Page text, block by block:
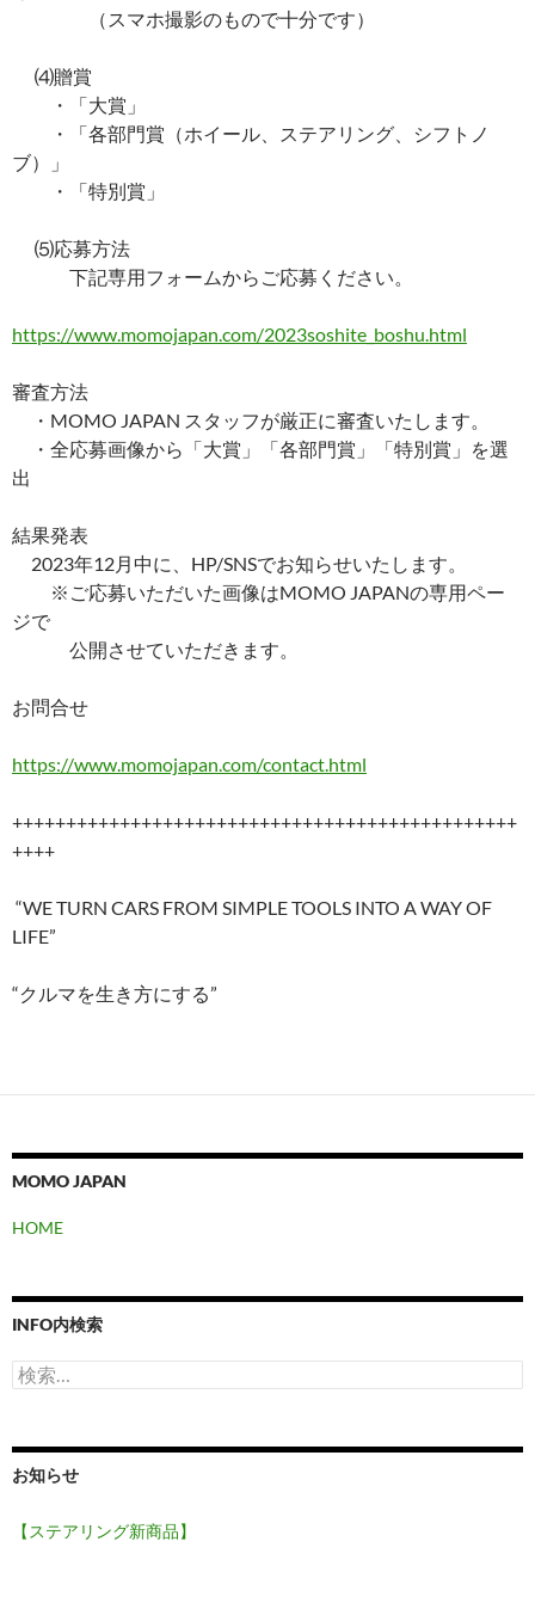
（スマホ撮影のもので十分です）
⑷贈賞
・「大賞」
・「各部門賞（ホイール、ステアリング、シフトノ
ブ）」
・「特別賞」
⑸応募方法
下記専用フォームからご応募ください。
https://www.momojapan.com/2023soshite_boshu.html
審査方法
・MOMO JAPAN スタッフが厳正に審査いたします。
・全応募画像から「大賞」「各部門賞」「特別賞」を選
出
結果発表
2023年12月中に、HP/SNSでお知らせいたします。
※ご応募いただいた画像はMOMO JAPANの専用ペー
ジで
公開させていただきます。
お問合せ
https://www.momojapan.com/contact.html
+++++++++++++++++++++++++++++++++++++++++++++++
++++
“WE TURN CARS FROM SIMPLE TOOLS INTO A WAY OF
LIFE”
“クルマを生き方にする”
MOMO JAPAN
HOME
INFO内検索
検
索:
お知らせ
【ステアリング新商品】